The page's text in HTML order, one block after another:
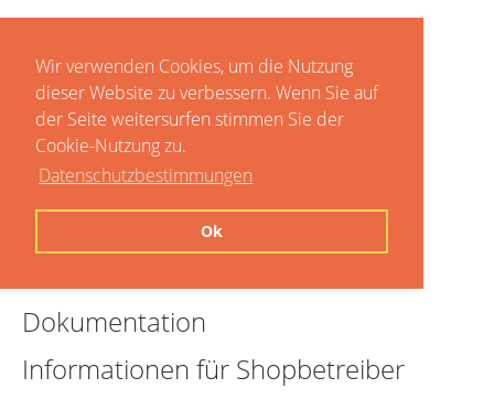
Wir verwenden Cookies, um die Nutzung
dieser Website zu verbessern. Wenn Sie auf
der Seite weitersurfen stimmen Sie der
Cookie-Nutzung zu.
Datenschutzbestimmungen
Ok
Dokumentation
Informationen für Shopbetreiber